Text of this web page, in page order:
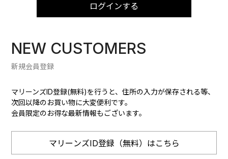
ログインする
NEW CUSTOMERS
新規会員登録
マリーンズID登録(無料)を行うと、住所の入力が保存される等、
次回以降のお買い物に大変便利です。
会員限定のお得な最新情報もございます。
マリーンズID登録（無料）はこちら